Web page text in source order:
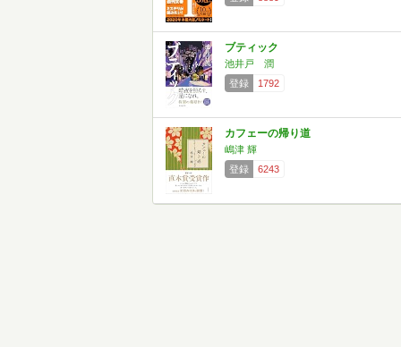
ブティック
池井戸 潤
登録
1792
カフェーの帰り道
嶋津 輝
登録
6243